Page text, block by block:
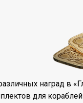
наград в
для